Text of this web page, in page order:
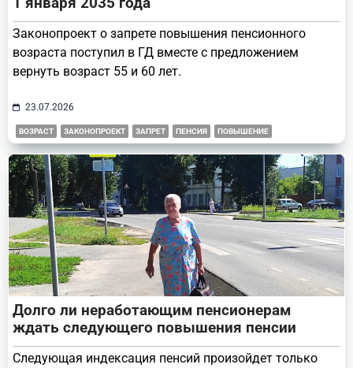
Законопроект о запрете повышения пенсионного
возраста поступил в ГД вместе с предложением
вернуть возраст 55 и 60 лет.
23.07.2026
ВОЗРАСТ ЗАКОНОПРОЕКТ ЗАПРЕТ ПЕНСИЯ ПОВЫШЕНИЕ
Долго ли неработающим пенсионерам
ждать следующего повышения пенсии
Следующая индексация пенсий произойдет только